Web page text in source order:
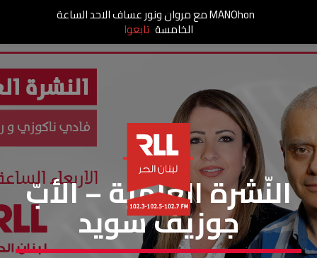
النشرة العلمية
النّشرة العلميّة – الأبّ
جوزيف سويد
MANOhon مع مروان ونور عساف الاحد الساعة
الخامسة تابعوا